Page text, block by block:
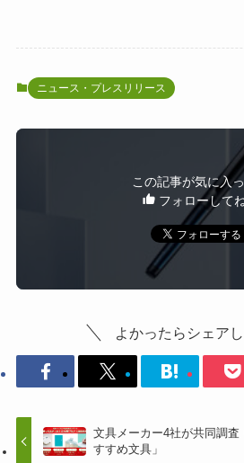
ニュース・プレスリリース
この記事が気に入
フォローして
よかったらシェアし
文具メーカー4社が共同調
すすめ文具」